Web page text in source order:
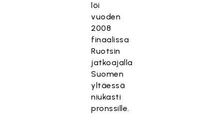
löi
vuoden
2008
finaalissa
Ruotsin
jatkoajalla
Suomen
yltäessä
niukasti
pronssille.